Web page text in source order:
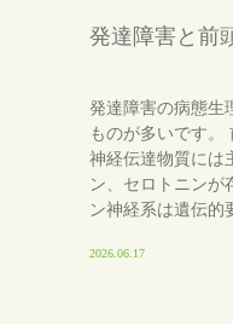
発達障害と前
発達障害の病態生
ものが多いです。
神経伝達物質には
ン、セロトニンが
ン神経系は遺伝
2026.06.17